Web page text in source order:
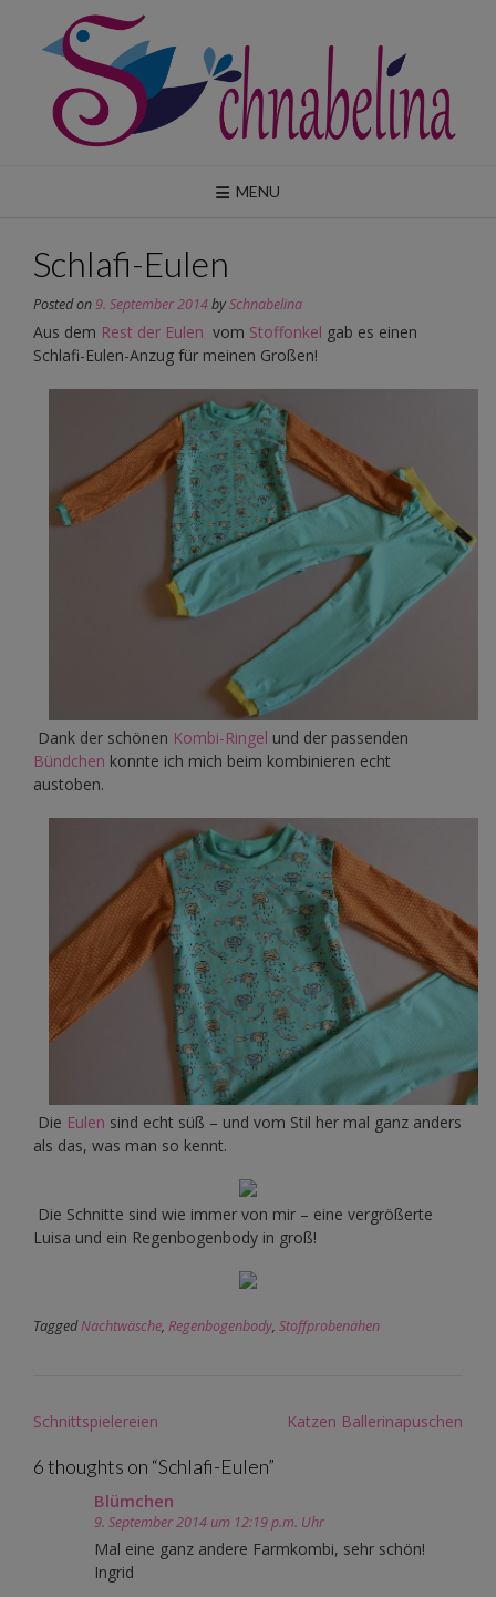
content
MENU
Schlafi-Eulen
Posted on9. September 2014bySchnabelina
Aus dem Rest der Eulen vom Stoffonkel gab es einen
Schlafi-Eulen-Anzug für meinen Großen!
Dank der schönen Kombi-Ringel und der passenden
Bündchen konnte ich mich beim kombinieren echt
austoben.
Die Eulen sind echt süß – und vom Stil her mal ganz anders
als das, was man so kennt.
Die Schnitte sind wie immer von mir – eine vergrößerte
Luisa und ein Regenbogenbody in groß!
TaggedNachtwäsche, Regenbogenbody, Stoffprobenähen
Post
Schnittspielereien Katzen Ballerinapuschen
6 thoughts on “Schlafi-Eulen”
Blümchen
9. September 2014 um 12:19 p.m. Uhr
Mal eine ganz andere Farmkombi, sehr schön!
Ingrid